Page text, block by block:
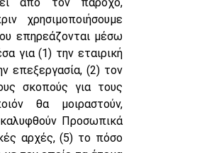
χρησιμοποιήσουμε
επηρεάζονται μέσω
για (1) την εταιρική
επεξεργασία, (2) τον
σκοπούς για τους
θα μοιραστούν,
Προσωπικά
αρχές, (5) το πόσο